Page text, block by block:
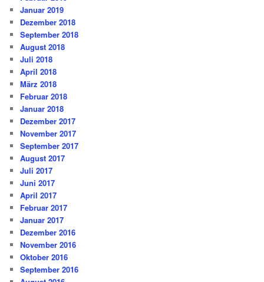
Januar 2019
Dezember 2018
September 2018
August 2018
Juli 2018
April 2018
März 2018
Februar 2018
Januar 2018
Dezember 2017
November 2017
September 2017
August 2017
Juli 2017
Juni 2017
April 2017
Februar 2017
Januar 2017
Dezember 2016
November 2016
Oktober 2016
September 2016